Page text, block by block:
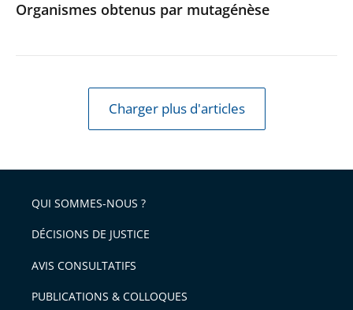
Organismes obtenus par mutagénèse
Charger plus d'articles
QUI SOMMES-NOUS ?
DÉCISIONS DE JUSTICE
AVIS CONSULTATIFS
PUBLICATIONS & COLLOQUES